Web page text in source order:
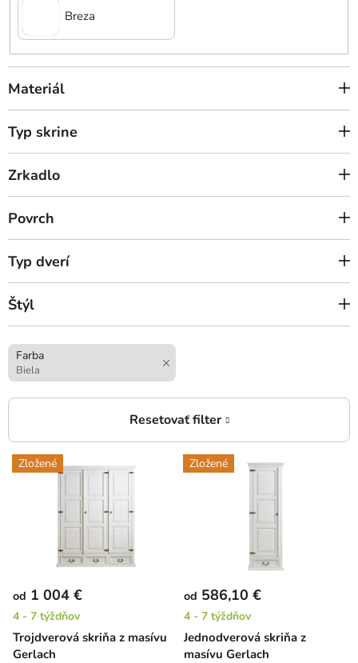
Breza
Materiál
Typ skrine
Zrkadlo
Povrch
Typ dverí
Štýl
Farba
Biela
V
ý
o
d
u
Zložené
Trojdverová skriňa z masívu
Gerlach
od 1 004 €
4 - 7 týždňov
Zložené
Jednodverová skriňa z
masívu Gerlach
od 586,10 €
4 - 7 týždňov